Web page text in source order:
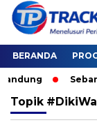
BERANDA
Topik